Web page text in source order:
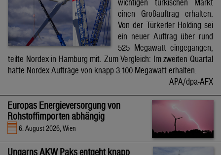
wichtigen türkischen Markt
einen Großauftrag erhalten.
Von der Türkerler Holding sei
ein neuer Auftrag über rund
525 Megawatt eingegangen,
teilte Nordex in Hamburg mit. Zum Vergleich: Im zweiten Quartal
hatte Nordex Aufträge von knapp 3.100 Megawatt erhalten.
APA/dpa-AFX
Europas Energieversorgung von
Rohstoffimporten abhängig
6. August 2026, Wien
Ungarns AKW Paks entgeht knapp